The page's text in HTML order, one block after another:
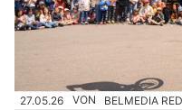
27.05.26 VON BELMEDIA